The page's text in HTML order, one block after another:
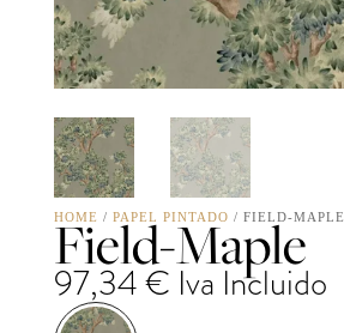
HOME / PAPEL PINTADO / FIELD-MAPLE
Field-Maple
97,34€ Iva Incluido